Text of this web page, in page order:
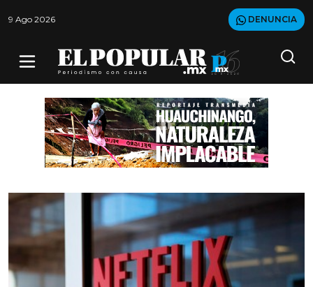
9 Ago 2026 DENUNCIA